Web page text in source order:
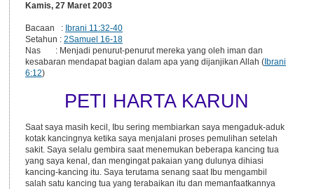
Kamis, 27 Maret 2003
Bacaan : Ibrani 11:32-40
Setahun : 2Samuel 16-18
Nas : Menjadi penurut-penurut mereka yang oleh iman dan
kesabaran mendapat bagian dalam apa yang dijanjikan Allah (Ibrani
6:12)
PETI HARTA KARUN
Saat saya masih kecil, Ibu sering membiarkan saya mengaduk-aduk
kotak kancingnya ketika saya menjalani proses pemulihan setelah
sakit. Saya selalu gembira saat menemukan beberapa kancing tua
yang saya kenal, dan mengingat pakaian yang dulunya dihiasi
kancing-kancing itu. Saya terutama senang saat Ibu mengambil
salah satu kancing tua yang terabaikan itu dan memanfaatkannya